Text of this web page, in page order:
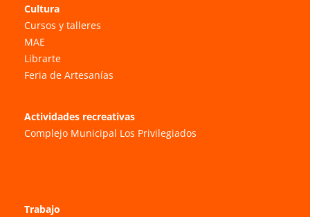
Cultura
Cursos y talleres
MAE
Librarte
Feria de Artesanías
Actividades recreativas
Complejo Municipal Los Privilegiados
Trabajo